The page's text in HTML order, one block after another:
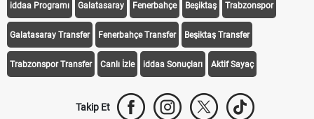
iddaa Programı Galatasaray Fenerbahçe Beşiktaş Trabzonspor
Galatasaray Transfer Fenerbahçe Transfer Beşiktaş Transfer
Trabzonspor Transfer Canlı İzle iddaa Sonuçları Aktif Sayaç
Takip Et